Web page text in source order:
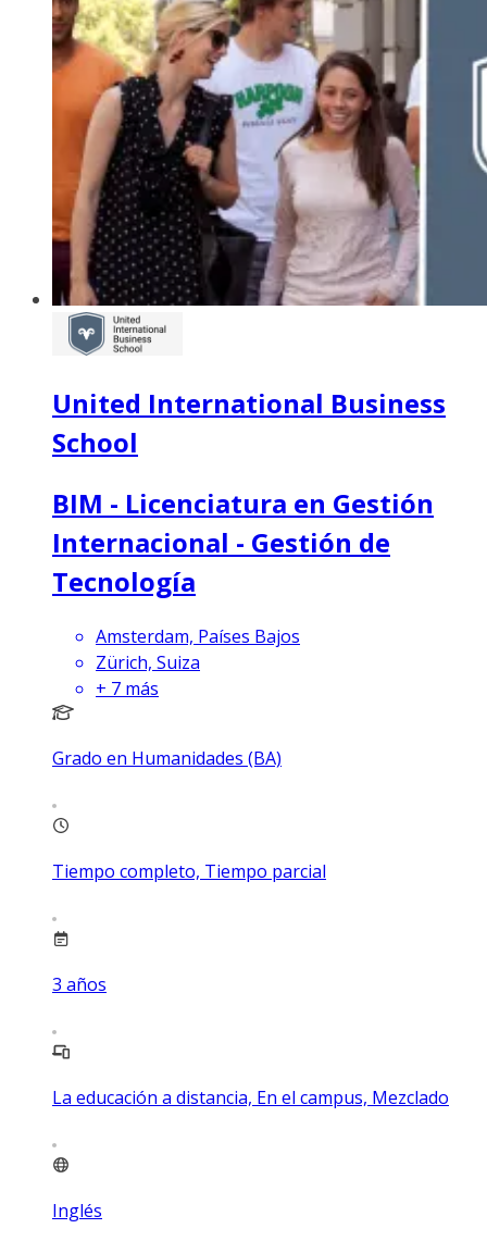
United International Business
School
BIM - Licenciatura en Gestión
Internacional - Gestión de
Tecnología
Amsterdam, Países Bajos
Zürich, Suiza
+ 7 más
Grado en Humanidades (BA)
Tiempo completo, Tiempo parcial
3 años
La educación a distancia, En el campus, Mezclado
Inglés